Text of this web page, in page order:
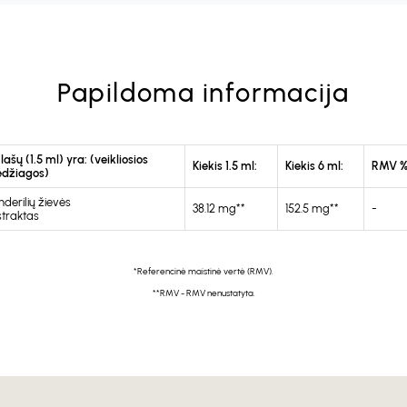
Papildoma informacija
(1.5 ml) yra: (veikliosios
Kiekis 1.5 ml: Kiekis 6 ml: RMV
žievės
38.12 mg** 152.5 mg** -
*Referencinė maistinė vertė (RMV).
**RMV - RMV nenustatyta.